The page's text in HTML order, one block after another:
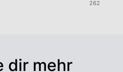
262
dir mehr